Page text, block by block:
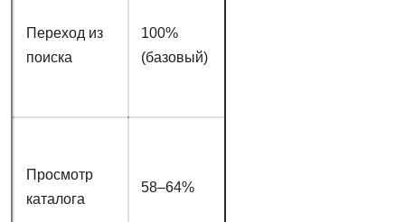
Переход из
поиска
100%
(базовый)
Просмотр
каталога
58–64%